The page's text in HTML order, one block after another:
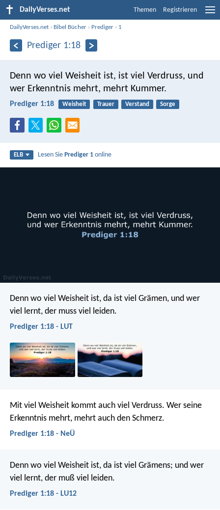
DailyVerses.net Themen Registrieren
DailyVerses.net › Bibel Bücher › Prediger › 1
Prediger 1:18
Denn wo viel Weisheit ist, ist viel Verdruss, und
wer Erkenntnis mehrt, mehrt Kummer.
Prediger 1:18 Weisheit Trauer Verstand Sorge
ELB Lesen SiePrediger 1 online
Denn wo viel Weisheit ist, da ist viel Grämen, und wer
viel lernt, der muss viel leiden.
Prediger 1:18 - LUT
Mit viel Weisheit kommt auch viel Verdruss. Wer seine
Erkenntnis mehrt, mehrt auch den Schmerz.
Prediger 1:18 - NeÜ
Denn wo viel Weisheit ist, da ist viel Grämens; und wer
viel lernt, der muß viel leiden.
Prediger 1:18 - LU12